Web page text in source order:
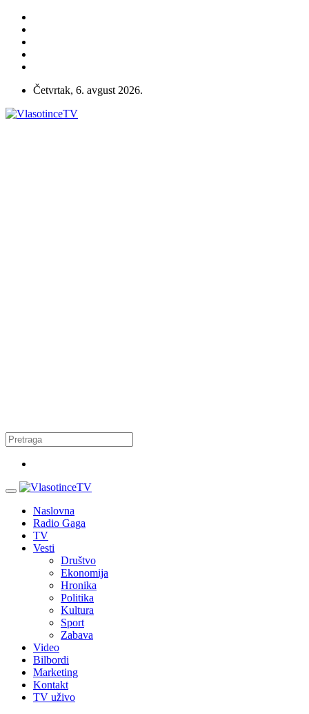
Četvrtak, 6. avgust 2026.
Naslovna
Radio Gaga
TV
Vesti
Društvo
Ekonomija
Hronika
Politika
Kultura
Sport
Zabava
Video
Bilbordi
Marketing
Kontakt
TV uživo